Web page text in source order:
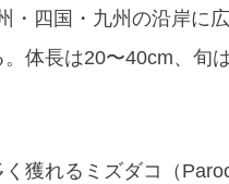
・四国・九州の沿岸に
体長は20〜40cm、旬
獲れるミズダコ（